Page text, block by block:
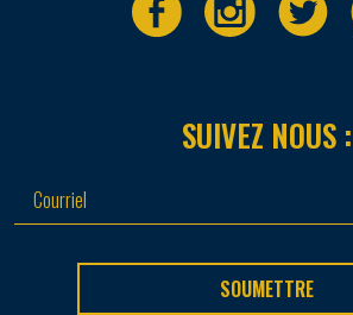
SUIVEZ NOUS :
SOUMETTRE